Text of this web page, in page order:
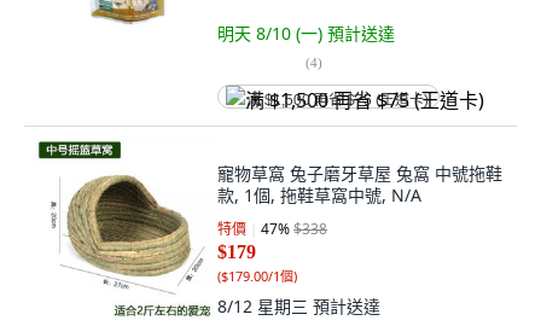
明天 8/10 (一) 預計送達
(4)
满 $1,500 再省 $75 (王道卡)
寵物草窩 兔子磨牙草屋 兔窩 中號拖鞋
款, 1個, 拖鞋草窩中號, N/A
特價 47%$338
$179
($179.00/1個)
8/12 星期三 預計送達